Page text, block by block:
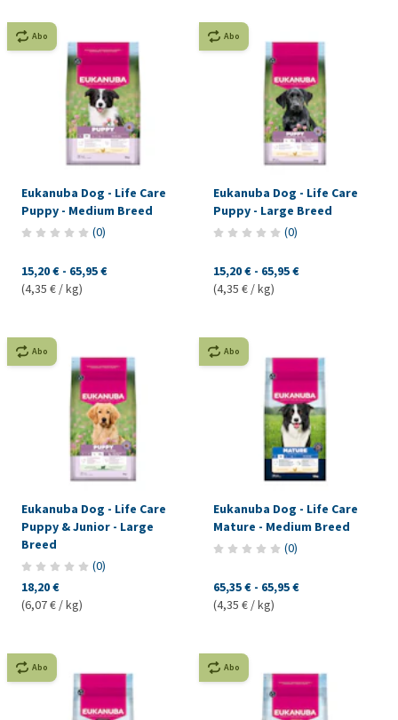
Abo
Eukanuba Dog - Life Care
Puppy - Medium Breed
(0)
15,20 € - 65,95 €
(4,35 € / kg)
Abo
Eukanuba Dog - Life Care
Puppy - Large Breed
(0)
15,20 € - 65,95 €
(4,35 € / kg)
Abo
Eukanuba Dog - Life Care
Puppy & Junior - Large
Breed
(0)
18,20 €
(6,07 € / kg)
Abo
Eukanuba Dog - Life Care
Mature - Medium Breed
(0)
65,35 € - 65,95 €
(4,35 € / kg)
Abo Abo